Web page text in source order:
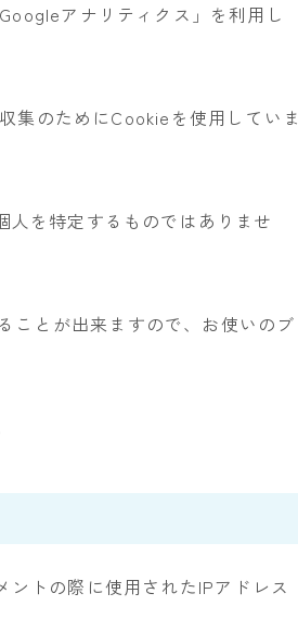
アナリティクス」を利用し
集のためにCookieを使用していま
人を特定するものではありませ
ことが出来ますので、お使いのブ
トの際に使用されたIPアドレス